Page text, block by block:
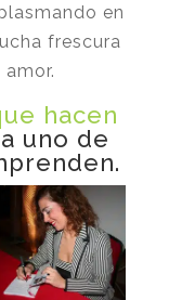
en
frescura
hacen
uno de